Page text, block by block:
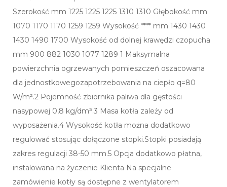
Szerokość mm 1225 1225 1225 1310 1310 Głębokość mm
1070 1170 1170 1259 1259 Wysokość **** mm 1430 1430
1430 1490 1700 Wysokość od dolnej krawędzi czopucha
mm 900 882 1030 1077 1289 1 Maksymalna
powierzchnia ogrzewanych pomieszczeń oszacowana
dla jednostkowegozapotrzebowania na ciepło q=80
W/m².2 Pojemność zbiornika paliwa dla gęstości
nasypowej 0,8 kg/dm³.3 Masa kotła zależy od
wyposażenia.4 Wysokość kotła można dodatkowo
regulować stosując dołączone stopki.Stopki posiadają
zakres regulacji 38-50 mm.5 Opcja dodatkowo płatna,
instalowana na życzenie Klienta Na specjalne
zamówienie kotły są dostępne z wentylatorem